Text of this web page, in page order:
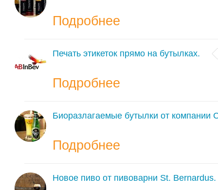
Подробнее
Печать этикеток прямо на бутылках.
Подробнее
Биоразлагаемые бутылки от компании
Подробнее
Новое пиво от пивоварни St. Bernardus.